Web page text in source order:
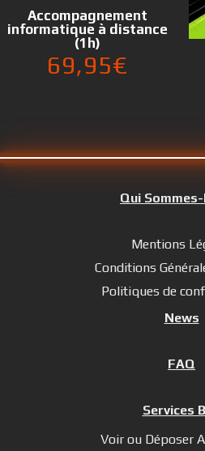
Accompagnement
informatique à distance
(1h)
69,95€
Qui
Mentions
Conditions
Politiques de
News
FAQ
Services
Voir ou Déposer